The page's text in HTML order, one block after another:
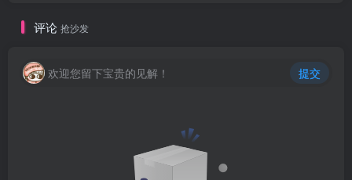
评论 抢沙发
欢迎您留下宝贵的见解！ 提交